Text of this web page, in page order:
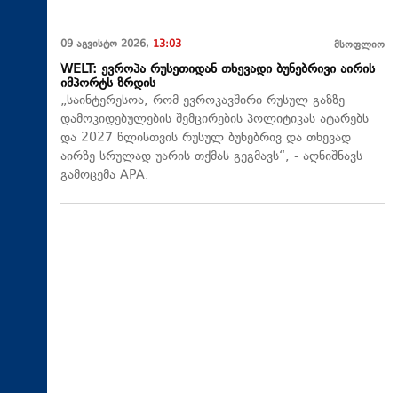
09 აგვისტო 2026, 13:03 მსოფლიო
WELT: ევროპა რუსეთიდან თხევადი ბუნებრივი აირის
იმპორტს ზრდის
„საინტერესოა, რომ ევროკავშირი რუსულ გაზზე
დამოკიდებულების შემცირების პოლიტიკას ატარებს
და 2027 წლისთვის რუსულ ბუნებრივ და თხევად
აირზე სრულად უარის თქმას გეგმავს“, - აღნიშნავს
გამოცემა APA.